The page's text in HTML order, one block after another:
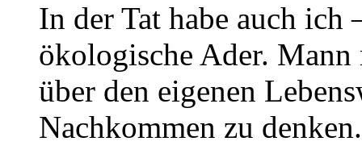
In der Tat habe auch ich
ökologische Ader. Mann
über den eigenen
Nachkommen zu denken.